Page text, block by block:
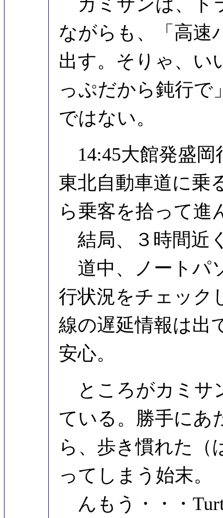
ながらも、「高速
出す。そりゃ、い
っぷだから鈍行で
ではない。
14:45大館発盛岡
東北自動車道に乗
ら乗客を拾って進
結局、３時間近
道中、ノートパ
行状況をチェック
線の遅延情報は出
安心。
ところがカミサ
ている。勝手にあ
ら、歩き慣れた（
ってしまう始末。
んもう・・・